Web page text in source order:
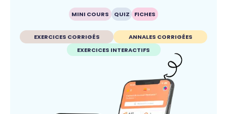
MINI COURS QUIZ FICHES
EXERCICES CORRIGÉS
ANNALES CORRIGÉES
EXERCICES INTERACTIFS